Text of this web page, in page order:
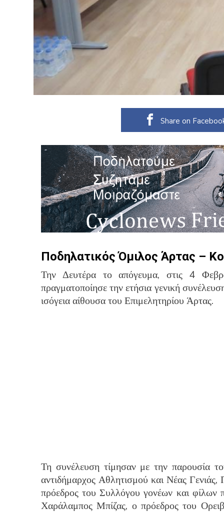
Share on
Ποδηλατικός Όμιλος Άρτας –
Την Δευτέρα το απόγευμα, στις 4
πραγματοποίησε την ετήσια γενική
ισόγεια αίθουσα του Επιμελητηρίου Άρτας.
Τη συνέλευση τίμησαν με την παρουσία
αντιδήμαρχος Αθλητισμού και Νέας
πρόεδρος του Συλλόγου γονέων και φίλων
Χαράλαμπος Μπίζας, ο πρόεδρος του